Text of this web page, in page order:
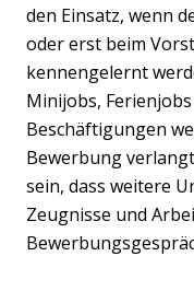
den Einsatz, wenn
oder erst beim
kennengelernt
Minijobs,
Beschäftigungen
Bewerbung
sein, dass weitere
Zeugnisse und